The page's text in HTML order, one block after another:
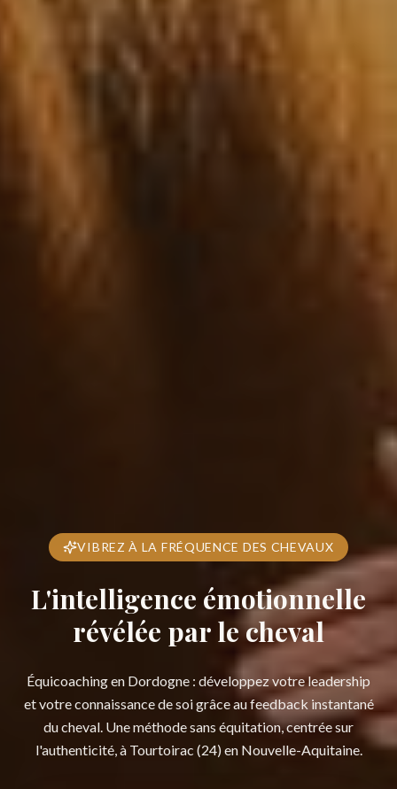
VIBREZ À LA FRÉQUENCE DES CHEVAUX
L'intelligence émotionnelle
révélée par le cheval
Équicoaching en Dordogne : développez votre leadership
et votre connaissance de soi grâce au feedback instantané
du cheval. Une méthode sans équitation, centrée sur
l'authenticité, à Tourtoirac (24) en Nouvelle-Aquitaine.